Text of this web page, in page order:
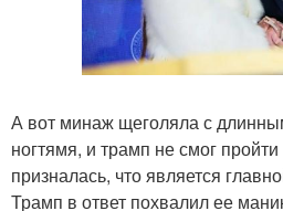
А вот минаж щеголяла с
ногтямя, и трамп не смог
призналась, что является
Трамп в ответ похвалил ее